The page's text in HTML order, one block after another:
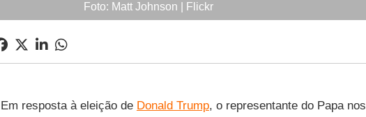
Foto: Matt Johnson | Flickr
Em resposta à eleição de Donald Trump, o representante do Papa nos